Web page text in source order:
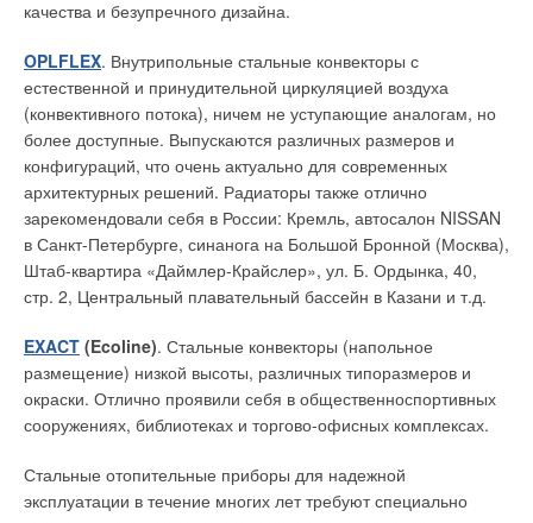
качества и безупречного дизайна.
OPLFLEX. Внутрипольные стальные конвекторы с
естественной и принудительной циркуляцией воздуха
(конвективного потока), ничем не уступающие аналогам, но
более доступные. Выпускаются различных размеров и
конфигураций, что очень актуально для современных
архитектурных решений. Радиаторы также отлично
зарекомендовали себя в России: Кремль, автосалон NISSAN
в Санкт-Петербурге, синанога на Большой Бронной (Москва),
Штаб-квартира «Даймлер-Крайслер», ул. Б. Ордынка, 40,
стр. 2, Центральный плавательный бассейн в Казани и т.д.
EXACT (Ecoline). Стальные конвекторы (напольное
размещение) низкой высоты, различных типоразмеров и
окраски. Отлично проявили себя в общественноспортивных
сооружениях, библиотеках и торгово-офисных комплексах.
Стальные отопительные приборы для надежной
эксплуатации в течение многих лет требуют специально
значительно хуже, чем осаждение ортофосфатов. Поэтому с
увеличением доли полифосфатов коэффициент запаса
резко возрастает (растет доза реагента).
Высокий коэффициент запаса — это не только повышенный
расход реагента (значительные затраты), но и значительное
подкисление среды, а также большое вторичное загрязнение
очищенных стоков металлами (железом, при использовании
реагента Fe2(SO4)3), увеличение количества образующегося
осадка и снижение его теплотворной способности.
Для нейтрализации кислоты, образующейся при подаче
реагента, необходимо добавлять щелочь (дополнительные
затраты). Для снижения содержания железа (или другого
металла) требуется доочистка или значительное сокращение
(строительство дополнительных отстойников или сооружений
доочистки — опять дополнительные затраты).
вероятность возникновения гидравлических ударов и
уровня.
Тем самым достигается повышенная надежность и
длительный срок службы не только насоса, но и системы
водоснабжения. Нет скачков давления — нет и
гидравлических ударов, следовательно, не придется нести
затраты на ликвидацию их последствий. Способность
насосов MHIE,MVISE и MVIE поддерживать выходное
давление постоянным вне зависимости от изменения
внешних параметров позволяет сократить использование
Еще одним аргументом в пользу регулируемых насосов
является то, что большую часть времени, особенно ночью,
насос и мотор работают на меньших оборотах, производя
управления отключает эти насосы. Насосы серии Wilo-
Economy MHIE— это горизонтальные многоступенчатые,